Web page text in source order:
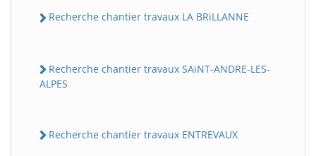
Recherche chantier travaux LA BRiLLANNE
Recherche chantier travaux SAiNT-ANDRE-LES-
ALPES
Recherche chantier travaux ENTREVAUX